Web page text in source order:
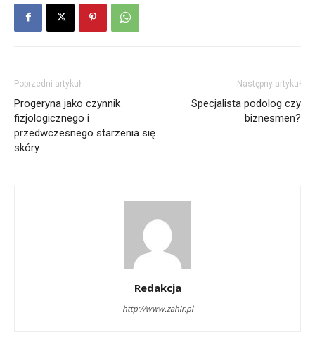
Poprzedni artykuł
Progeryna jako czynnik
fizjologicznego i
przedwczesnego starzenia się
skóry
Następny artykuł
Specjalista podolog czy
biznesmen?
Redakcja
http://www.zahir.pl